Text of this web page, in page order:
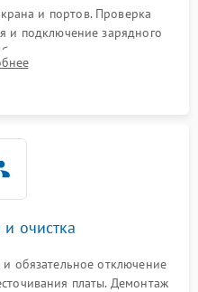
и портов. Проверка
и подключение зарядного
тока с помощью
для локализации проблемы.
очистка
обязательное отключение
платы. Демонтаж